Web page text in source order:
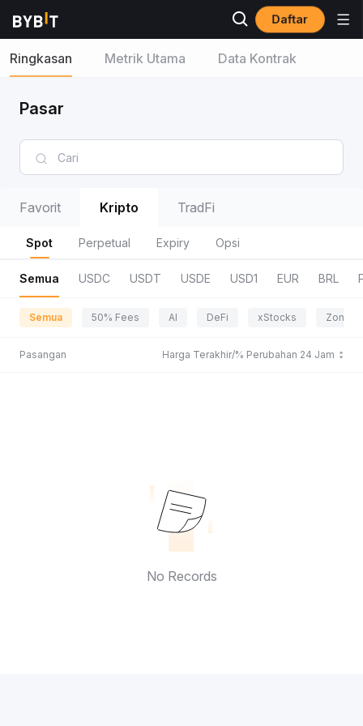
Daftar
Ringkasan Metrik Utama Data Kontrak
Pasar
Favorit Kripto TradFi
Spot Perpetual Expiry Opsi
Semua USDC USDT USDE USD1 EUR BRL
Semua 50% Fees AI DeFi xStocks Zona
Pasangan Harga Terakhir/% Perubahan 24 Jam
No Records